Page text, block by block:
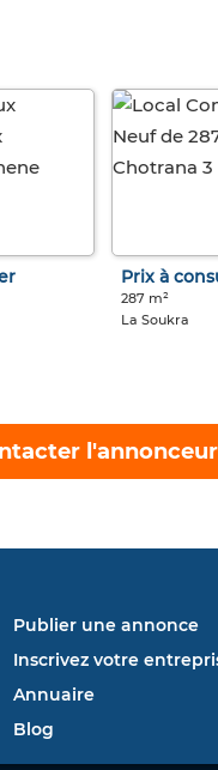
Prix à
287 m²
La Soukra
l'annonceur
Publier une annonce
Inscrivez votre
Annuaire
Blog